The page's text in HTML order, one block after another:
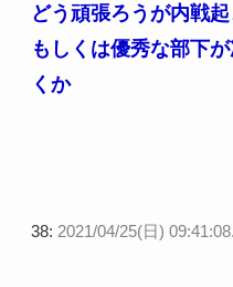
どう頑張ろうが内戦
もしくは優秀な部下
くか
38: 2021/04/25(日)